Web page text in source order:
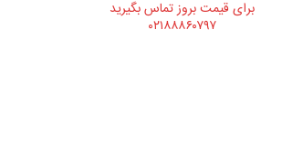
برای قیمت بروز تماس بگیرید
۰۲۱۸۸۸۶۰۷۹۷